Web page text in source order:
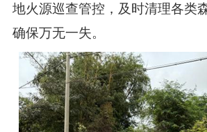
地火源巡查管控，及时清理各类
确保万无一失。